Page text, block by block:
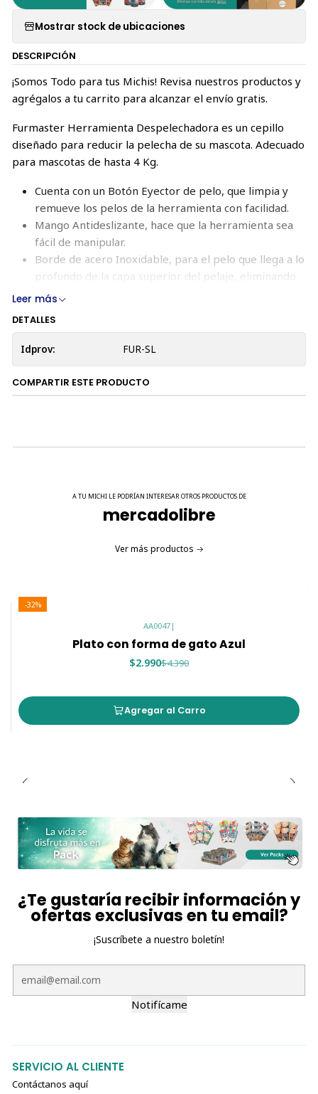
Mostrar stock de ubicaciones
DESCRIPCIÓN
¡Somos Todo para tus Michis! Revisa nuestros productos y
agrégalos a tu carrito para alcanzar el envío gratis.
Furmaster Herramienta Despelechadora es un cepillo
diseñado para reducir la pelecha de su mascota. Adecuado
para mascotas de hasta 4 Kg.
Cuenta con un Botón Eyector de pelo, que limpia y
remueve los pelos de la herramienta con facilidad.
Mango Antideslizante, hace que la herramienta sea
fácil de manipular.
Borde de acero Inoxidable, para el pelo que llega a lo
profundo de la capa superior del pelaje, eliminando
de manera segura las capas y el pelo suelto.
Leer más
DETALLES
Idprov: FUR-SL
COMPARTIR ESTE PRODUCTO
A TU MICHI LE PODRÍAN INTERESAR OTROS PRODUCTOS DE
mercadolibre
Ver más productos
-32%
AA0047|
Plato con forma de gato Azul
$2.990$4.390
Agregar al Carro
¿Te gustaría recibir información y
ofertas exclusivas en tu email?
¡Suscríbete a nuestro boletín!
Notifícame
SERVICIO AL CLIENTE
Contáctanos aquí